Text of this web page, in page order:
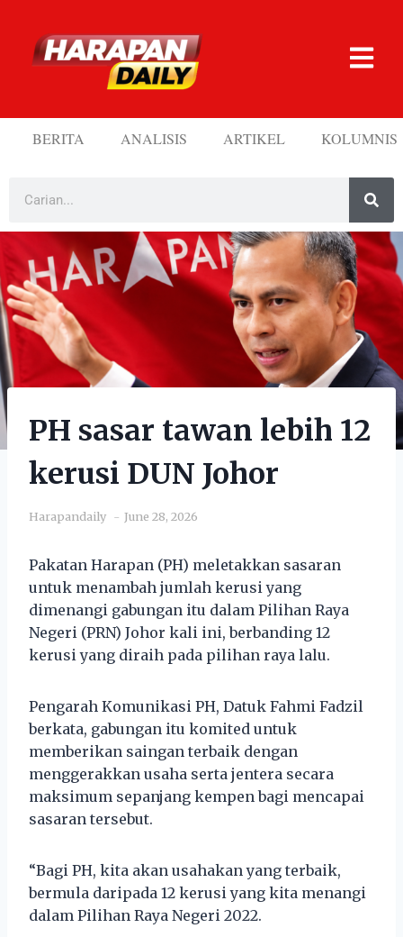
BERITA ANALISIS ARTIKEL KOLUMNIS
PH sasar tawan lebih 12
kerusi DUN Johor
Harapandaily June 28, 2026
Pakatan Harapan (PH) meletakkan sasaran
untuk menambah jumlah kerusi yang
dimenangi gabungan itu dalam Pilihan Raya
Negeri (PRN) Johor kali ini, berbanding 12
kerusi yang diraih pada pilihan raya lalu.
Pengarah Komunikasi PH, Datuk Fahmi Fadzil
berkata, gabungan itu komited untuk
memberikan saingan terbaik dengan
menggerakkan usaha serta jentera secara
maksimum sepanjang kempen bagi mencapai
sasaran tersebut.
“Bagi PH, kita akan usahakan yang terbaik,
bermula daripada 12 kerusi yang kita menangi
dalam Pilihan Raya Negeri 2022.